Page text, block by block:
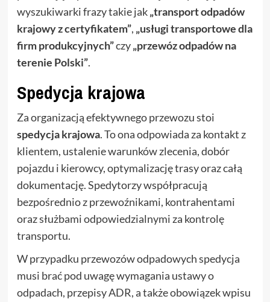
wyszukiwarki frazy takie jak„transport odpadów
krajowy z certyfikatem”, „usługi transportowe dla
firm produkcyjnych”czy„przewóz odpadów na
terenie Polski”.
Spedycja krajowa
Za organizacją efektywnego przewozu stoi
spedycja krajowa. To ona odpowiada za kontakt z
klientem, ustalenie warunków zlecenia, dobór
pojazdu i kierowcy, optymalizację trasy oraz całą
dokumentację. Spedytorzy współpracują
bezpośrednio z przewoźnikami, kontrahentami
oraz służbami odpowiedzialnymi za kontrolę
transportu.
W przypadku przewozów odpadowych spedycja
musi brać pod uwagę wymagania ustawy o
odpadach, przepisy ADR, a także obowiązek wpisu